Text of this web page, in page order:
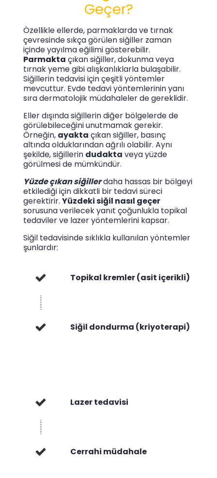
Geçer?
Özellikle ellerde, parmaklarda ve tırnak
çevresinde sıkça görülen siğiller zaman
içinde yayılma eğilimi gösterebilir.
Parmakta çıkan siğiller, dokunma veya
tırnak yeme gibi alışkanlıklarla bulaşabilir.
Siğillerin tedavisi için çeşitli yöntemler
mevcuttur. Evde tedavi yöntemlerinin yanı
sıra dermatolojik müdahaleler de gereklidir.
Eller dışında siğillerin diğer bölgelerde de
görülebileceğini unutmamak gerekir.
Örneğin, ayakta çıkan siğiller, basınç
altında olduklarından ağrılı olabilir. Aynı
şekilde, siğillerin dudakta veya yüzde
görülmesi de mümkündür.
Yüzde çıkan siğillerdaha hassas bir bölgeyi
etkilediği için dikkatli bir tedavi süreci
gerektirir. Yüzdeki siğil nasıl geçer
sorusuna verilecek yanıt çoğunlukla topikal
tedaviler ve lazer yöntemlerini kapsar.
Siğil tedavisinde sıklıkla kullanılan yöntemler
şunlardır:
Topikal kremler (asit içerikli)
Siğil dondurma (kriyoterapi)
Lazer tedavisi
Cerrahi müdahale